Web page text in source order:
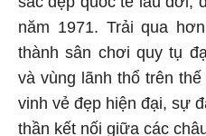
năm 1971. Trải qua
thành sân chơi quy tụ
và vùng lãnh thổ trên
vinh vẻ đẹp hiện đại, sự
thần kết nối giữa các